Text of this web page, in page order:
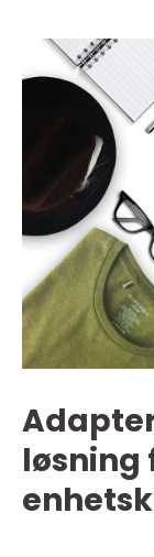
løsning